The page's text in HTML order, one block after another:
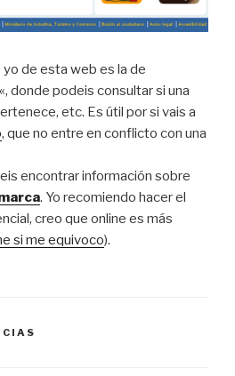
de esta web es la de
«, donde podeis consultar si una
etc. Es útil por si vais a
, que no entre en conflicto con una
encontrar información sobre
. Yo recomiendo hacer el
creo que online es más
si me equivoco).